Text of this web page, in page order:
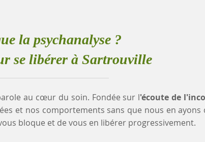
la psychanalyse ?
se libérer à Sartrouville
au cœur du soin. Fondée sur l'écoute de
et nos comportements sans que nous en ayons
bloque et de vous en libérer progressivement.